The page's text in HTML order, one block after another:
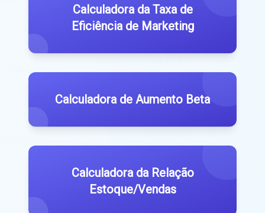
Calculadora da Taxa de
Eficiência de Marketing
Calculadora de Aumento Beta
Calculadora da Relação
Estoque/Vendas